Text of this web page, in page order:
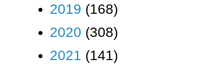
2019 (168)
2020 (308)
2021 (141)